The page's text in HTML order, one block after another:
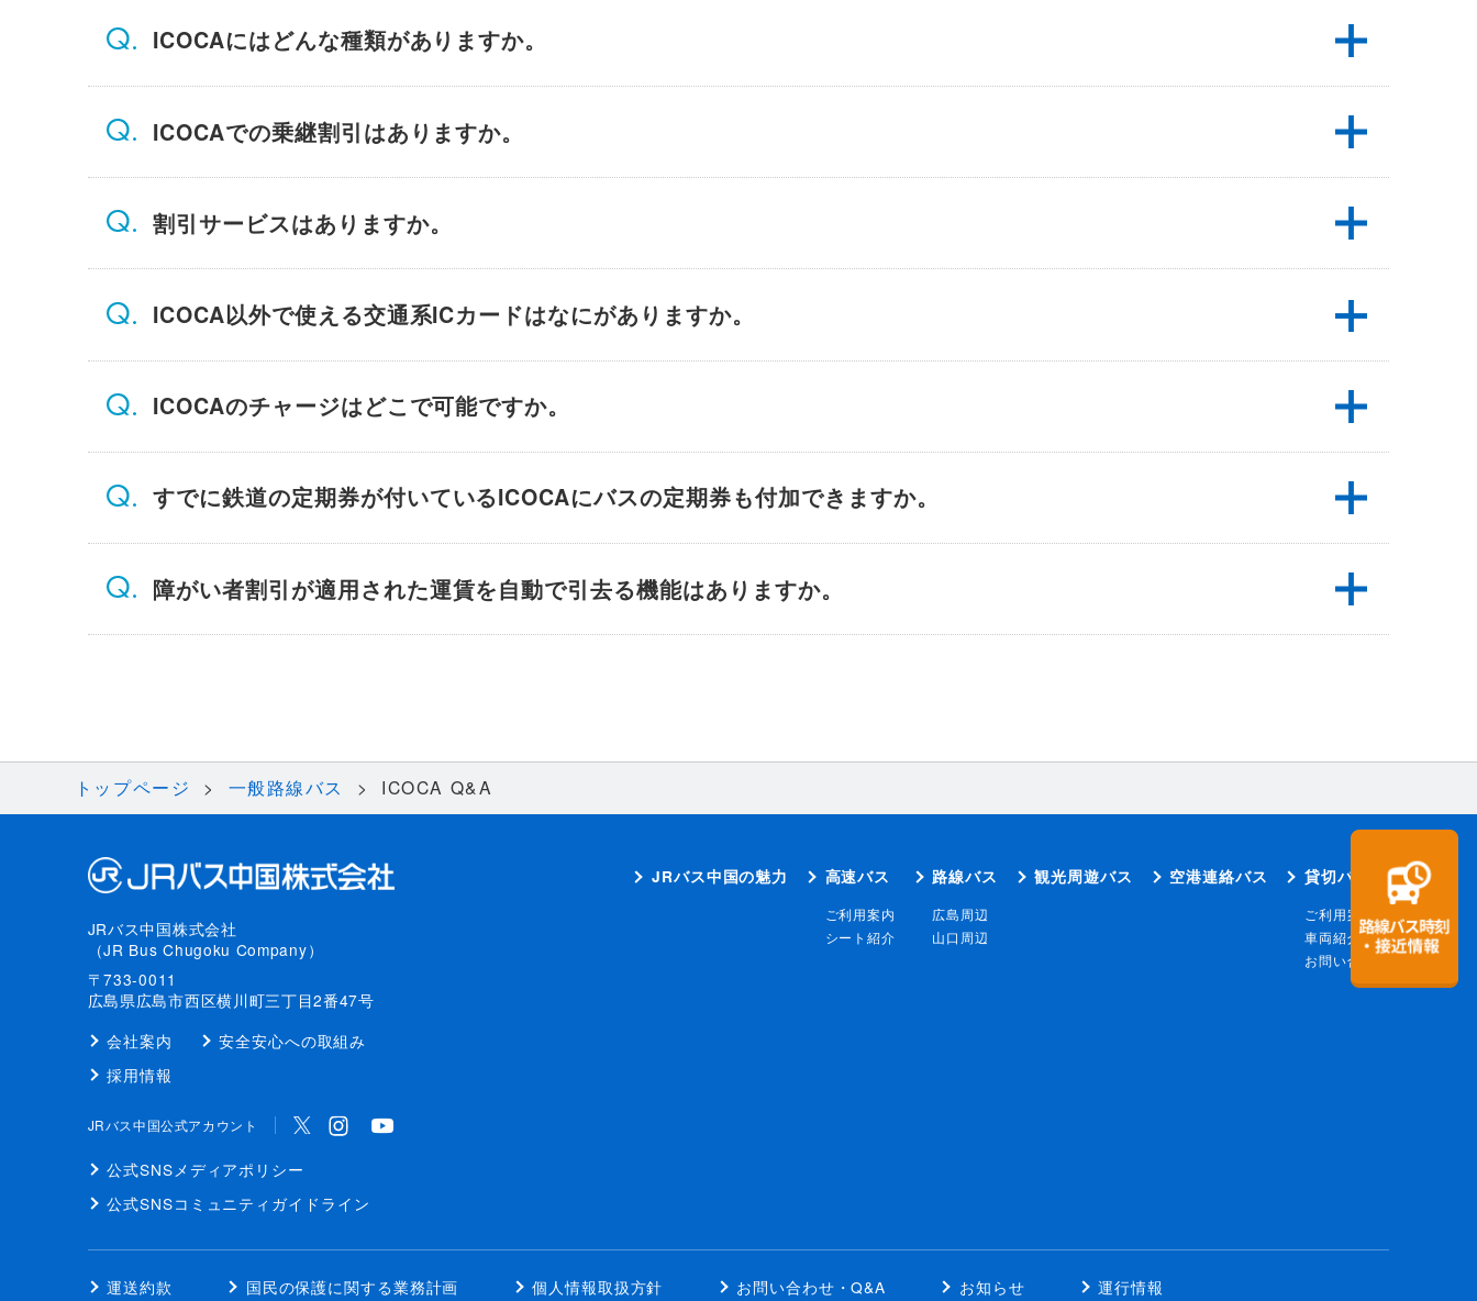
ICOCAにはどんな種類がありますか。
ICOCAでの乗継割引はありますか。
割引サービスはありますか。
ICOCA以外で使える交通系ICカードはなにがありますか。
ICOCAのチャージはどこで可能ですか。
すでに鉄道の定期券が付いているICOCAにバスの定期券も付加できますか。
障がい者割引が適用された運賃を自動で引去る機能はありますか。
トップページ 一般路線バス ICOCA Q&A
JRバス中国株式会社
（JR Bus Chugoku Company）
〒733-0011
広島県広島市西区横川町三丁目2番47号
会社案内
安全安心への取組み
採用情報
JRバス中国公式アカウント
公式SNS メディアポリシー
公式SNSコミュニティガイドライン
JRバス中国の魅力 高速バス
ご利用案内
シート紹介
路線バス
広島周辺
山口周辺
観光周遊バス 空港連絡バス 貸切バス
ご利用案内
車両紹介
お問い合わせ
運送約款 国民の保護に関する業務計画 個人情報取扱方針 お問い合わせ・Q&A お知らせ 運行情報